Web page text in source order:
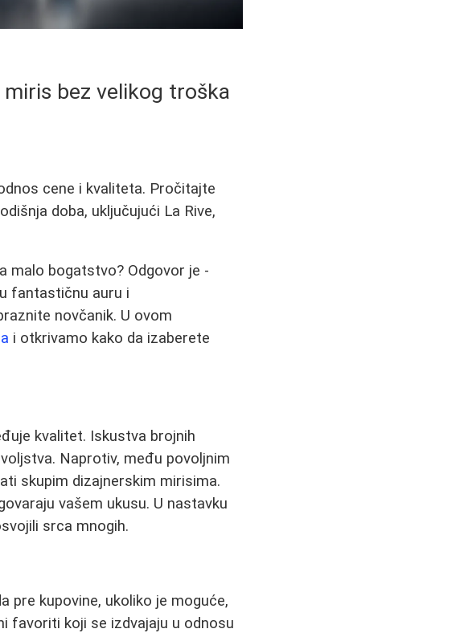
bez velikog troška
cene i kvaliteta. Pročitajte
doba, uključujući La Rive,
malo bogatstvo? Odgovor je -
fantastičnu auru i
novčanik. U ovom
i otkrivamo kako da izaberete
kvalitet. Iskustva brojnih
Naprotiv, među povoljnim
skupim dizajnerskim mirisima.
vašem ukusu. U nastavku
srca mnogih.
pre kupovine, ukoliko je moguće,
favoriti koji se izdvajaju u odnosu